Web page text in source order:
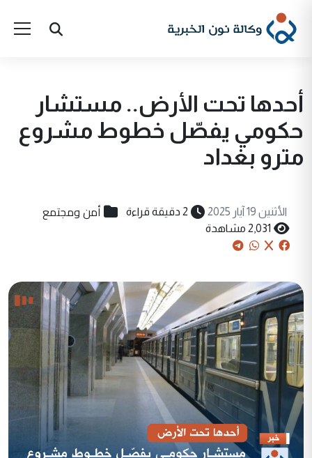
أحدها تحت الأرض.. مستشار
حكومي يفصّل خطوط مشروع
مترو بغداد
الأثنين 19 آيار 2025 2 دقيقة قراءة أمن ومجتمع
2,031 مشاهدة